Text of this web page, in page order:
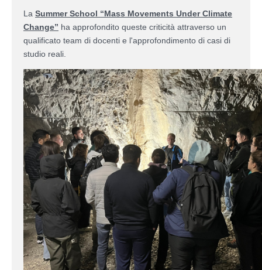
La Summer School “Mass Movements Under Climate
Change” ha approfondito queste criticità attraverso un
qualificato team di docenti e l'approfondimento di casi di
studio reali.